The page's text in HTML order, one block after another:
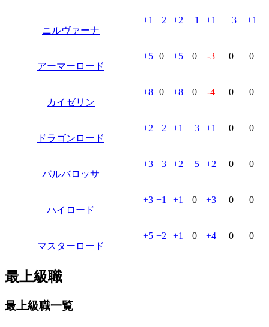
ニルヴァーナ
+1 +2 +2 +1 +1 +3 +1
アーマーロード
+5 0 +5 0 -3 0 0
カイゼリン
+8 0 +8 0 -4 0 0
ドラゴンロード
+2 +2 +1 +3 +1 0 0
バルバロッサ
+3 +3 +2 +5 +2 0 0
ハイロード
+3 +1 +1 0 +3 0 0
マスターロード
+5 +2 +1 0 +4 0 0
最上級職
最上級職一覧